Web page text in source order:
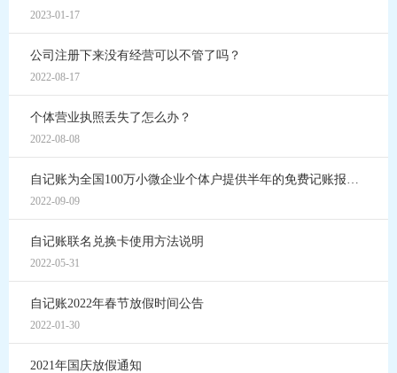
2023-01-17
公司注册下来没有经营可以不管了吗？
2022-08-17
个体营业执照丢失了怎么办？
2022-08-08
自记账为全国100万小微企业个体户提供半年的免费记账报税服务
2022-09-09
自记账联名兑换卡使用方法说明
2022-05-31
自记账2022年春节放假时间公告
2022-01-30
2021年国庆放假通知